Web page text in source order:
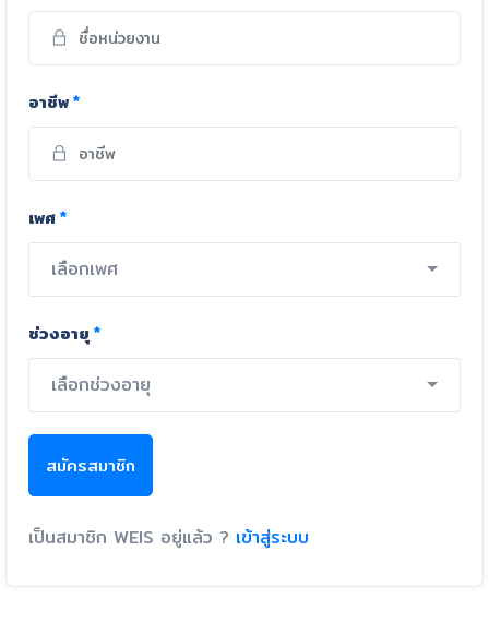
อาชีพ*
เพศ*
เลือกเพศ
ช่วงอายุ *
เลือกช่วงอายุ
สมัครสมาชิก
เป็นสมาชิก WEIS อยู่แล้ว ? เข้าสู่ระบบ